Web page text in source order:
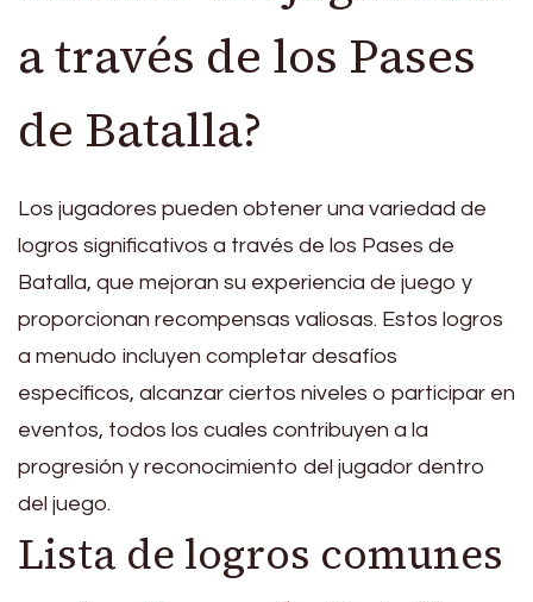
a través de los Pases
de Batalla?
Los jugadores pueden obtener una variedad de
logros significativos a través de los Pases de
Batalla, que mejoran su experiencia de juego y
proporcionan recompensas valiosas. Estos logros
a menudo incluyen completar desafíos
específicos, alcanzar ciertos niveles o participar en
eventos, todos los cuales contribuyen a la
progresión y reconocimiento del jugador dentro
del juego.
Lista de logros comunes